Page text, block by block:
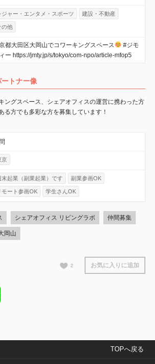
ジャー・エンタメ・スポーツ 建設・不動産
の他
都大田区大岡山でコワーキングスペース
#ジモ
ー https://jmty.jp/s/tokyo/com-npo/article-mfop5
トナー像
ングスペース、シェアオフィスの運営に携わった方
る方でも多彩な方を募集しています！
京
末起業（副業起業）です 副業参画OK
モート参画OK 学生さんOK
シェアオフィス リビングラボ 仲間募集
岡山
2 お気に入りに追加
TOPへ戻る